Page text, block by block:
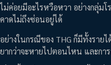
ไม่ค่อยมีอะไรหวือหวา อย่างกลุ่ม
คาดไม่ถึงซ่อนอยู่ได้
อย่างในกรณีของ THG ก็มีทั้งราย
ยากว่าจะหายไปตอนไหน และกา